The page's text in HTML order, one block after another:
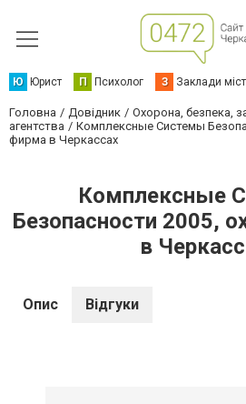
Ю Юрист П Психолог З Заклади
Головна Довідник Охорона, безпека,
агентства
Комплексные Системы
фирма в Черкассах
Комплексные
Безопасности 2005,
в
Опис Відгуки